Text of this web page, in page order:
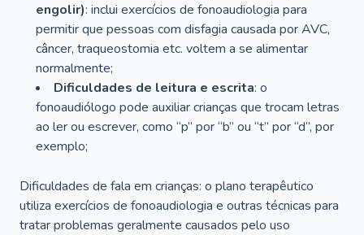
engolir): inclui exercícios de fonoaudiologia para
permitir que pessoas com disfagia causada por AVC,
câncer, traqueostomia etc. voltem a se alimentar
normalmente;
Dificuldades de leitura e escrita: o
fonoaudiólogo pode auxiliar crianças que trocam letras
ao ler ou escrever, como “p” por “b” ou “t” por “d”, por
exemplo;
Dificuldades de fala em crianças: o plano terapêutico
utiliza exercícios de fonoaudiologia e outras técnicas para
tratar problemas geralmente causados pelo uso